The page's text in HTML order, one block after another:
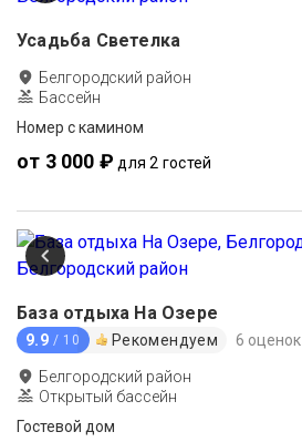
Усадьба Светелка
Белгородский район
Бассейн
Номер с камином
от 3 000 ₽ для 2 гостей
База отдыха На Озере
9.9 / 10 Рекомендуем 6 оценок
Белгородский район
Открытый бассейн
Гостевой дом